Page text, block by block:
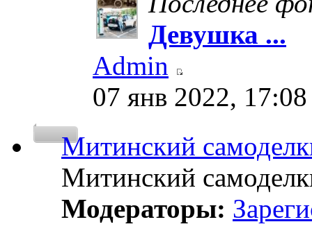
Девушка ...
Admin
07 янв 2022, 17:08
Митинский
Митинский
Модераторы: